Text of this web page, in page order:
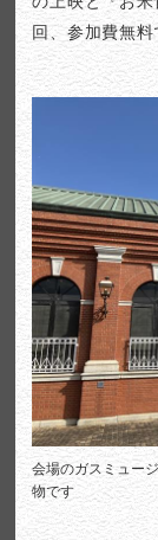
回、参加費無
会場のガスミュー
物です